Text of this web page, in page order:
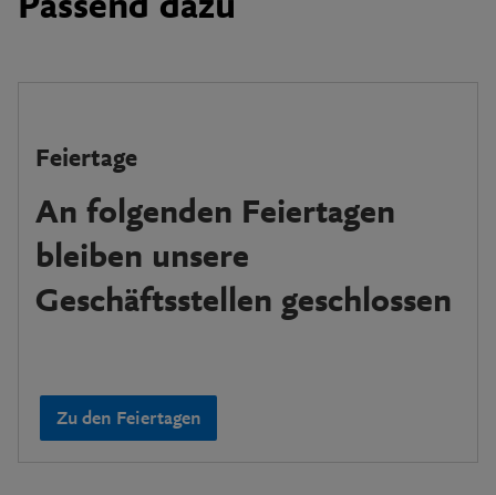
Feiertage
An folgenden Feiertagen
bleiben unsere
Geschäftsstellen geschlossen
Zu den Feiertagen